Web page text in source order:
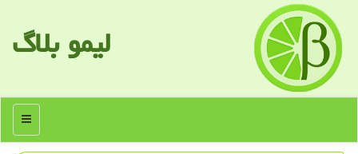
لیمو بلاگ
منو